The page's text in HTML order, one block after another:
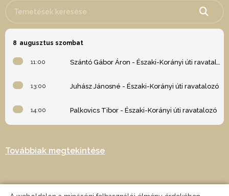
8 augusztus szombat
11:00 Szántó Gábor Áron - Északi-Korányi úti ravatalozó
13:00 Juhász Jánosné - Északi-Korányi úti ravatalozó
14:00 Palkovics Tibor - Északi-Korányi úti ravatalozó
Továbbiak megtekintése